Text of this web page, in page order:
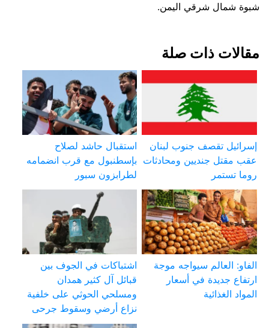
شبوة شمال شرقي اليمن.
مقالات ذات صلة
إسرائيل تقصف جنوب لبنان
عقب مقتل جنديين ومحادثات
روما تستمر
استقبال حاشد لصلاح
بإسطنبول مع قرب انضمامه
لطرابزون سبور
الفاو: العالم سيواجه موجة
ارتفاع جديدة في أسعار
المواد الغذائية
اشتباكات في الجوف بين
قبائل آل كثير همدان
ومسلحي الحوثي على خلفية
نزاع أرضي وسقوط جرحى